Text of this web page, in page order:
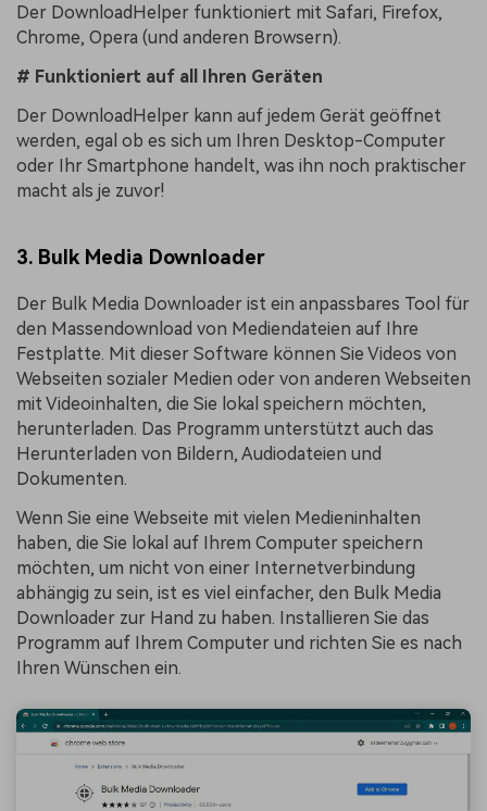
Der DownloadHelper funktioniert mit Safari, Firefox,
Chrome, Opera (und anderen Browsern).
# Funktioniert auf all Ihren Geräten
Der DownloadHelper kann auf jedem Gerät geöffnet
werden, egal ob es sich um Ihren Desktop-Computer
oder Ihr Smartphone handelt, was ihn noch praktischer
macht als je zuvor!
3. Bulk Media Downloader
Der Bulk Media Downloader ist ein anpassbares Tool für
den Massendownload von Mediendateien auf Ihre
Festplatte. Mit dieser Software können Sie Videos von
Webseiten sozialer Medien oder von anderen Webseiten
mit Videoinhalten, die Sie lokal speichern möchten,
herunterladen. Das Programm unterstützt auch das
Herunterladen von Bildern, Audiodateien und
Dokumenten.
Wenn Sie eine Webseite mit vielen Medieninhalten
haben, die Sie lokal auf Ihrem Computer speichern
möchten, um nicht von einer Internetverbindung
abhängig zu sein, ist es viel einfacher, den Bulk Media
Downloader zur Hand zu haben. Installieren Sie das
Programm auf Ihrem Computer und richten Sie es nach
Ihren Wünschen ein.